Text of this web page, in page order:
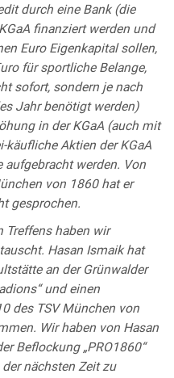
durch eine Bank (die
finanziert werden und
Euro Eigenkapital sollen,
für sportliche Belange,
sofort, sondern je nach
Jahr benötigt werden)
in der KGaA (auch mit
käufliche Aktien der KGaA
aufgebracht werden. Von
von 1860 hat er
gesprochen.
Treffens haben wir
Hasan Ismaik hat
an der Grünwalder
und einen
des TSV München von
Wir haben von Hasan
Beflockung „PRO1860“
nächsten Zeit zu